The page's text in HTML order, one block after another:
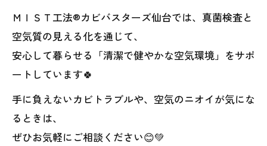
ＭＩＳＴ工法®カビバスターズ仙台では、真菌検査と
空気質の見える化を通じて、
安心して暮らせる「清潔で健やかな空気環境」をサポ
ートしています🍀
手に負えないカビトラブルや、空気のニオイが気にな
るときは、
ぜひお気軽にご相談ください😊💚